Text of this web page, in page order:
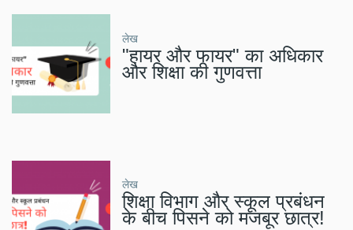
लेख
"हायर और फायर" का अधिकार
और शिक्षा की गुणवत्ता
लेख
शिक्षा विभाग और स्कूल प्रबंधन
के बीच पिसने को मजबूर छात्र!